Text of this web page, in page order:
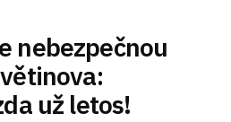
nebezpečnou
už letos!